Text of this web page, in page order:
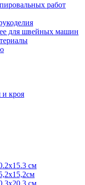
работ
для швейных машин
и кроя
см
см